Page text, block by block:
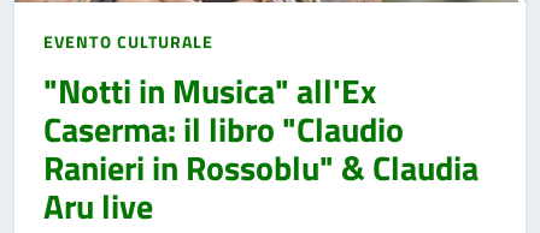
EVENTO CULTURALE
"Notti in Musica" all'Ex
Caserma: il libro "Claudio
Ranieri in Rossoblu" & Claudia
Aru live